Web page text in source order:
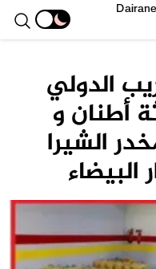
الدولي
أطنان و
الشيرا